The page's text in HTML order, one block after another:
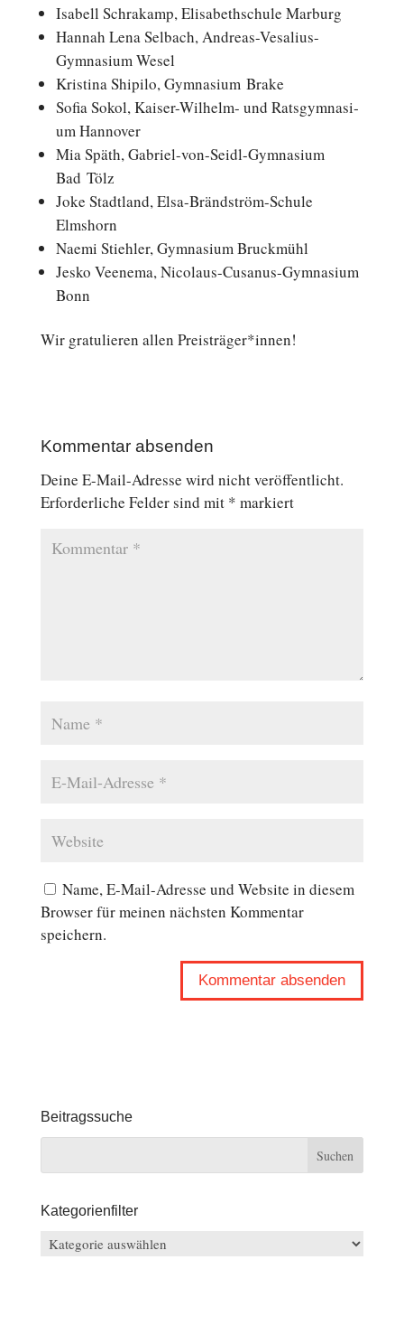
Isabell Schra­kamp, Eli­sa­beth­schu­le Marburg
Hannah Lena Selbach, Andreas-Vesalius-
Gymnasium Wesel
Kris­ti­na Shipilo, Gym­na­si­um Brake
Sofia Sokol, Kaiser-Wilhelm- und Rats­gym­na­si­
um Hannover
Mia Späth, Gabriel-von-Seidl-Gymnasium
Bad Tölz
Joke Stadt­land, Elsa-Brändström-Schule
Elmshorn
Naemi Stieh­ler, Gym­na­si­um Bruckmühl
Jesko Veenema, Nicolaus-Cusanus-Gymnasium
Bonn
Wir gra­tu­lie­ren allen Preisträger*innen!
Kommentar absenden
Deine E-Mail-Adresse wird nicht veröffentlicht.
Erforderliche Felder sind mit * markiert
Name, E-Mail-Adresse und Website in diesem
Browser für meinen nächsten Kommentar
speichern.
Beitragssuche
Kategorienfilter
Kategorienfilter